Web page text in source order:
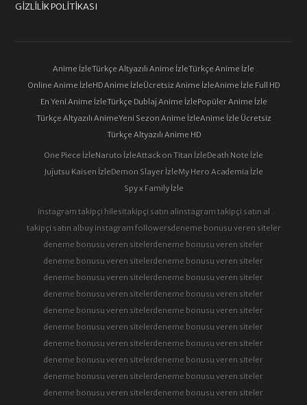
GIZLILIK POLITIKASI
Anime İzleTürkçe Altyazılı Anime İzleTürkçe Anime İzle
Online Anime İzleHD Anime İzleÜcretsiz Anime İzleAnime İzle Full HD
En Yeni Anime İzleTürkçe Dublaj Anime İzlePopüler Anime İzle
Türkçe Altyazılı AnimeYeni Sezon Anime İzleAnime İzle Ücretsiz
Türkçe Altyazılı Anime HD
One Piece İzleNaruto İzleAttack on Titan İzleDeath Note İzle
Jujutsu Kaisen İzleDemon Slayer İzleMy Hero Academia İzle
Spy x Family İzle
instagram takipçi hilesitakipçi satın al instagram takipçi satın al
takipçi satın al buy instagram followersdeneme bonusu veren siteler
deneme bonusu veren sitelerdeneme bonusu veren siteler
deneme bonusu veren sitelerdeneme bonusu veren siteler
deneme bonusu veren sitelerdeneme bonusu veren siteler
deneme bonusu veren sitelerdeneme bonusu veren siteler
deneme bonusu veren sitelerdeneme bonusu veren siteler
deneme bonusu veren sitelerdeneme bonusu veren siteler
deneme bonusu veren sitelerdeneme bonusu veren siteler
deneme bonusu veren sitelerdeneme bonusu veren siteler
deneme bonusu veren sitelerdeneme bonusu veren siteler
deneme bonusu veren sitelerdeneme bonusu veren siteler